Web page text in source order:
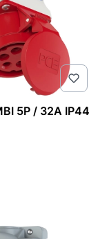
5P / 32A IP44